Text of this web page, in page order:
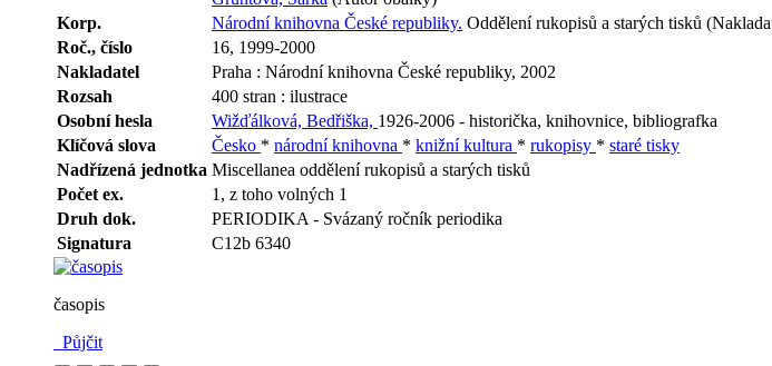
Korp.
Národní knihovna České republiky. Oddělení rukopisů a starých tisků
Roč., číslo
16, 1999-2000
Nakladatel
Praha : Národní knihovna České republiky, 2002
Rozsah
400 stran : ilustrace
Osobní hesla
Wižďálková, Bedřiška, 1926-2006 - historička, knihovnice, bibliografka
Klíčová slova
Česko * národní knihovna * knižní kultura * rukopisy * staré tisky
Nadřízená jednotka Miscellanea oddělení rukopisů a starých tisků
Počet ex.
1, z toho volných 1
Druh dok.
PERIODIKA - Svázaný ročník periodika
Signatura
C12b 6340
časopis
Půjčit